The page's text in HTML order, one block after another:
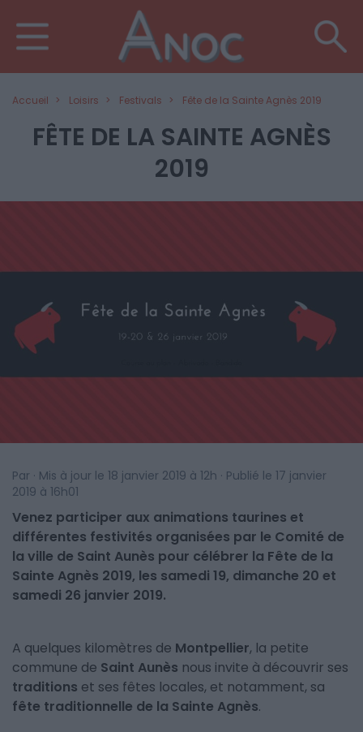
Accueil Loisirs Festivals Fête de la Sainte Agnès 2019
FÊTE DE LA SAINTE AGNÈS
2019
Par · Mis à jour le 18 janvier 2019 à 12h · Publié le 17 janvier
2019 à 16h01
Venez participer aux animations taurines et
différentes festivités organisées par le Comité de
la ville de Saint Aunès pour célébrer la Fête de la
Sainte Agnès 2019, les samedi 19, dimanche 20 et
samedi 26 janvier 2019.
A quelques kilomètres de Montpellier, la petite
commune de Saint Aunès nous invite à découvrir ses
traditions et ses fêtes locales, et notamment, sa
fête traditionnelle de la Sainte Agnès.